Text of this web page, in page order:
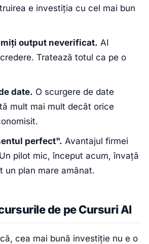
e investiția cu cel mai bun
output neverificat. AI
Tratează totul ca pe o
date. O scurgere de date
mult mai mult decât orice
perfect". Avantajul firmei
pilot mic, început acum, învață
un plan mare amânat.
de pe Cursuri AI
cea mai bună investiție nu e o